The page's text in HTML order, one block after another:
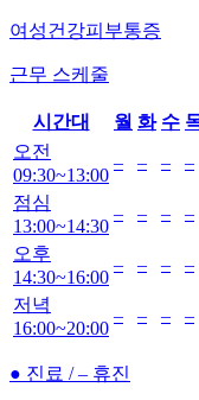
여성건강피부통증
근무 스케줄
시간대 월 화 수
오전
09:30~13:00
– – – –
점심
13:00~14:30
– – – –
오후
14:30~16:00
– – – –
저녁
16:00~20:00
– – – –
● 진료 / – 휴진